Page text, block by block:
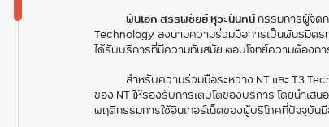
พันเอก สรรพชัยย์ หุวะนันทน์กรรมการผู้จัด
Technology ลงนามความร่วมมือการเป็นพันธมิตร
ได้รับบริการที่มีความทันสมัย ตอบโจทย์ความต้องก
สำหรับความร่วมมือระหว่าง NT และ T3
ของ NT ให้รองรับการเติบโตของบริการ โดยนำเ
พฤติกรรมการใช้อินเทอร์เน็ตของผู้บริโภคที่ปัจจุบัน